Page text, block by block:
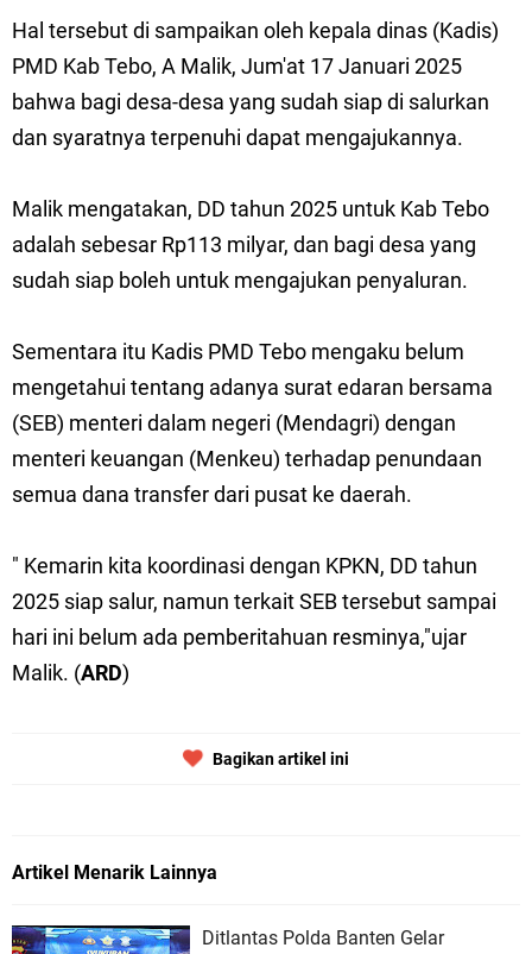
Hal tersebut di sampaikan oleh kepala dinas (Kadis)
PMD Kab Tebo, A Malik, Jum'at 17 Januari 2025
bahwa bagi desa-desa yang sudah siap di salurkan
dan syaratnya terpenuhi dapat mengajukannya.
Malik mengatakan, DD tahun 2025 untuk Kab Tebo
adalah sebesar Rp113 milyar, dan bagi desa yang
sudah siap boleh untuk mengajukan penyaluran.
Sementara itu Kadis PMD Tebo mengaku belum
mengetahui tentang adanya surat edaran bersama
(SEB) menteri dalam negeri (Mendagri) dengan
menteri keuangan (Menkeu) terhadap penundaan
semua dana transfer dari pusat ke daerah.
" Kemarin kita koordinasi dengan KPKN, DD tahun
2025 siap salur, namun terkait SEB tersebut sampai
hari ini belum ada pemberitahuan resminya,"ujar
Malik. (ARD)
Bagikan artikel ini
Artikel Menarik Lainnya
Ditlantas Polda Banten Gelar